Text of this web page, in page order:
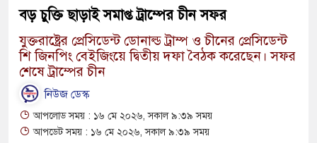
বড় চুক্তি ছাড়াই সমাপ্ত ট্রাম্পের চীন সফর
যুক্তরাষ্ট্রের প্রেসিডেন্ট ডোনাল্ড ট্রাম্প ও চীনের প্রেসিডেন্ট
শি জিনপিং বেইজিংয়ে দ্বিতীয় দফা বৈঠক করেছেন। সফর
শেষে ট্রাম্পের চীন
নিউজ ডেস্ক
আপলোড সময় : ১৬ মে ২০২৬, সকাল ৯:৩৯ সময়
আপডেট সময় : ১৬ মে ২০২৬, সকাল ৯:৩৯ সময়